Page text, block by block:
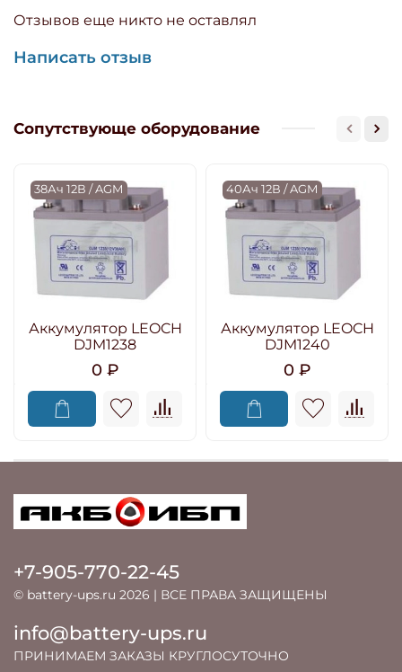
Отзывов еще никто не оставлял
Написать отзыв
Сопутствующе оборудование
38Ач 12В / AGM
Аккумулятор LEOCH
DJM1238
0 ₽
40Ач 12В / AGM
Аккумулятор LEOCH
DJM1240
0 ₽
+7-905-770-22-45
© battery-ups.ru 2026 | ВСЕ ПРАВА ЗАЩИЩЕНЫ
info@battery-ups.ru
ПРИНИМАЕМ ЗАКАЗЫ КРУГЛОСУТОЧНО